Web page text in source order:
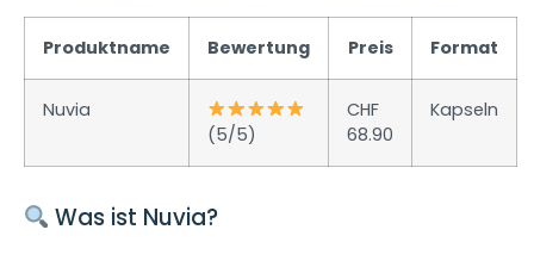
Produktname Bewertung Preis Format
Nuvia
(5/5)
CHF
68.90
Kapseln
Was ist Nuvia?